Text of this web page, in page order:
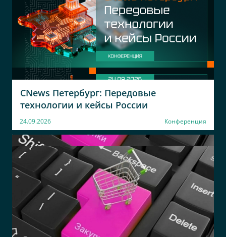
CNews Петербург: Передовые
технологии и кейсы России
24.09.2026 Конференция